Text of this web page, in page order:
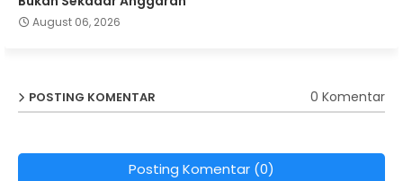
August 06, 2026
POSTING KOMENTAR 0 Komentar
Posting Komentar (0)